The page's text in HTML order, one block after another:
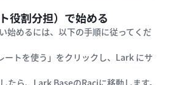
役割分担）で始める
始めるには、以下の手順に従ってくだ
ートを使う」をクリックし、Lark にサ
たら、Lark BaseのRaciに移動します。